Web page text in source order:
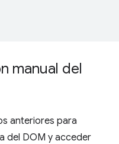
manual del
anteriores para
del DOM y acceder